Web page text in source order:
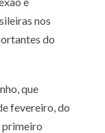
nos
do
que
fevereiro, do
primeiro